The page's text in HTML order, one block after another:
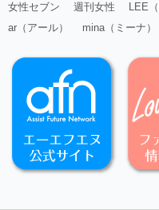
女性セブン
週刊女性 LEE（
ar（アール）
mina（ミーナ）